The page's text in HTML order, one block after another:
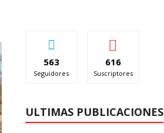
563
Seguidores
616
Suscriptores
ULTIMAS PUBLICACIONES